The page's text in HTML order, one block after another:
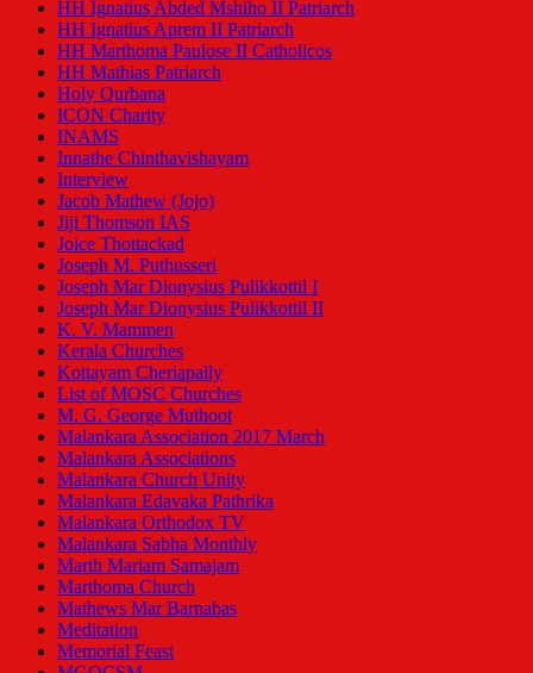
HH Ignatius Abded Mshiho II Patriarch
HH Ignatius Aprem II Patriarch
HH Marthoma Paulose II Catholicos
HH Mathias Patriarch
Holy Qurbana
ICON Charity
INAMS
Innathe Chinthavishayam
Interview
Jacob Mathew (Jojo)
Jiji Thomson IAS
Joice Thottackad
Joseph M. Puthusseri
Joseph Mar Dionysius Pulikkottil I
Joseph Mar Dionysius Pulikkottil II
K. V. Mammen
Kerala Churches
Kottayam Cheriapally
List of MOSC Churches
M. G. George Muthoot
Malankara Association 2017 March
Malankara Associations
Malankara Church Unity
Malankara Edavaka Pathrika
Malankara Orthodox TV
Malankara Sabha Monthly
Marth Mariam Samajam
Marthoma Church
Mathews Mar Barnabas
Meditation
Memorial Feast